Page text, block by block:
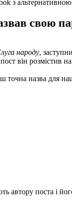
з
свою
народу,
він розмістив на
назва для
автору поста і